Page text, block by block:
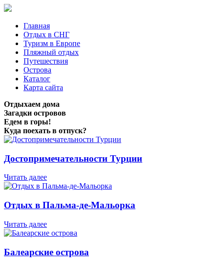
Главная
Отдых в СНГ
Туризм в Европе
Пляжный отдых
Путешествия
Острова
Каталог
Карта сайта
Отдыхаем дома
Загадки островов
Едем в горы!
Куда поехать в отпуск?
Достопримечательности Турции
Читать далее
Отдых в Пальма-де-Мальорка
Читать далее
Балеарские острова